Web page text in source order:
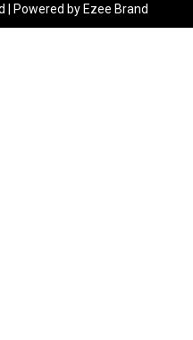
Powered by Ezee Brand